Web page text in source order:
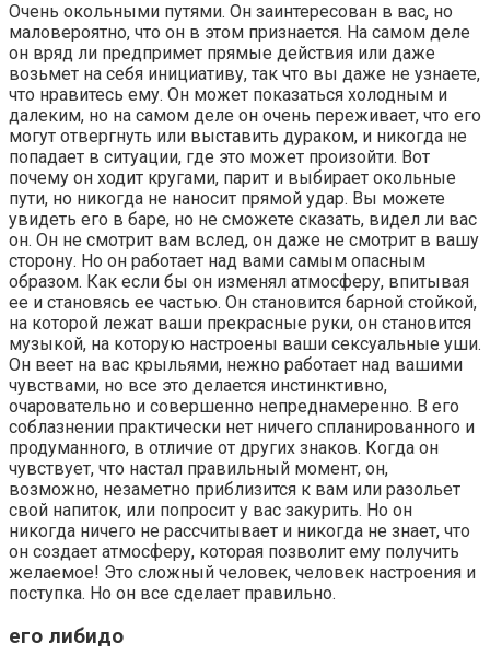
Очень окольными путями. Он заинтересован в вас, но
маловероятно, что он в этом признается. На самом деле
он вряд ли предпримет прямые действия или даже
возьмет на себя инициативу, так что вы даже не узнаете,
что нра­витесь ему. Он может показаться холодным и
далеким, но на самом деле он очень переживает, что его
могут отверг­нуть или выставить дураком, и никогда не
попадает в си­туации, где это может произойти. Вот
почему он ходит кругами, парит и выбирает окольные
пути, но никогда не наносит прямой удар. Вы можете
увидеть его в баре, но не сможете сказать, видел ли вас
он. Он не смотрит вам вслед, он даже не смотрит в вашу
сторону. Но он работает над вами самым опасным
образом. Как если бы он изменял ат­мосферу, впитывая
ее и становясь ее частью. Он стано­вится барной стойкой,
на которой лежат ваши прекрас­ные руки, он становится
музыкой, на которую настроены ваши сексуальные уши.
Он веет на вас крыльями, нежно работает над вашими
чувствами, но все это делается ин­стинктивно,
очаровательно и совершенно непреднамеренно. В его
соблазнении практически нет ничего спла­нированного и
продуманного, в отличие от других знаков. Когда он
чувствует, что настал правильный момент, он,
возможно, незаметно приблизится к вам или разольет
свой напиток, или попросит у вас закурить. Но он
никогда ничего не рассчитывает и никогда не знает, что
он созда­ет атмосферу, которая позволит ему получить
желаемое! Это сложный человек, человек настроения и
поступка. Но он все сделает правильно.
его либидо